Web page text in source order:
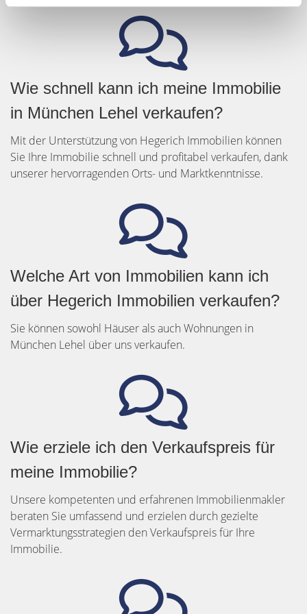
Wie schnell kann ich meine Immobilie
in München Lehel verkaufen?
Mit der Unterstützung von Hegerich Immobilien können
Sie Ihre Immobilie schnell und profitabel verkaufen, dank
unserer hervorragenden Orts- und Marktkenntnisse.
Welche Art von Immobilien kann ich
über Hegerich Immobilien verkaufen?
Sie können sowohl Häuser als auch Wohnungen in
München Lehel über uns verkaufen.
Wie erziele ich den Verkaufspreis für
meine Immobilie?
Unsere kompetenten und erfahrenen Immobilienmakler
beraten Sie umfassend und erzielen durch gezielte
Vermarktungsstrategien den Verkaufspreis für Ihre
Immobilie.